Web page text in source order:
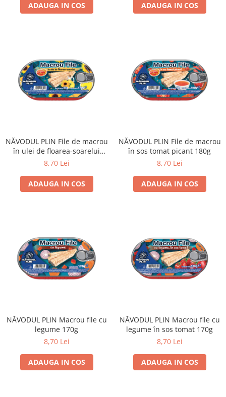
ADAUGA IN COS ADAUGA IN COS
NĂVODUL PLIN File de macrou
în ulei de floarea-soarelui
170g
8,70 Lei
ADAUGA IN COS
NĂVODUL PLIN File de macrou
în sos tomat picant 180g
8,70 Lei
ADAUGA IN COS
NĂVODUL PLIN Macrou file cu
legume 170g
8,70 Lei
ADAUGA IN COS
NĂVODUL PLIN Macrou file cu
legume în sos tomat 170g
8,70 Lei
ADAUGA IN COS